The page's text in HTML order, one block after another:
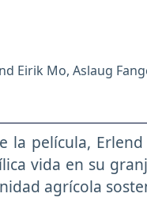
Eirik Mo, Aslaug
la película, Erlend
vida en su
agrícola